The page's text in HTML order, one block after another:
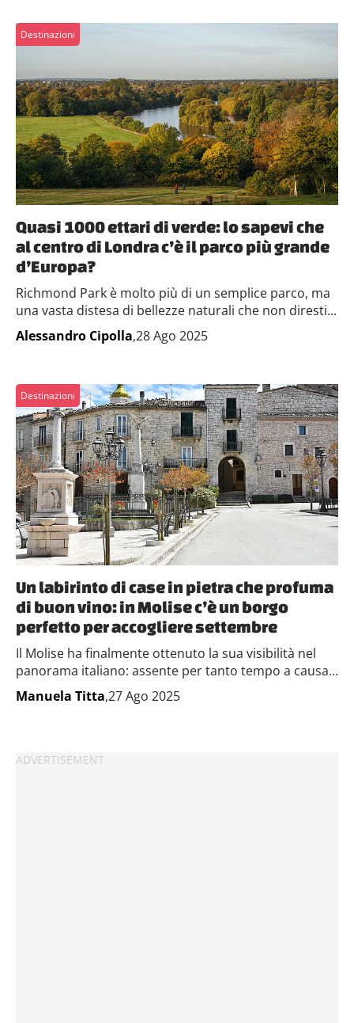
Destinazioni
Quasi 1000 ettari di verde: lo sapevi che
al centro di Londra c’è il parco più grande
d’Europa?
Richmond Park è molto più di un semplice parco, ma
una vasta distesa di bellezze naturali che non diresti...
Alessandro Cipolla,28 Ago 2025
Destinazioni
Un labirinto di case in pietra che profuma
di buon vino: in Molise c’è un borgo
perfetto per accogliere settembre
Il Molise ha finalmente ottenuto la sua visibilità nel
panorama italiano: assente per tanto tempo a causa...
Manuela Titta,27 Ago 2025